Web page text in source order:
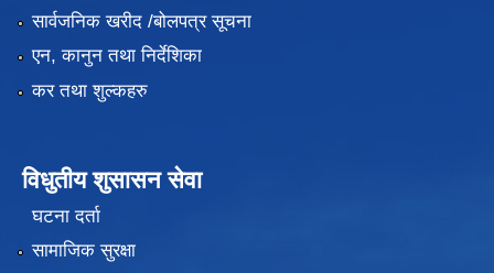
सार्वजनिक खरीद /बोलपत्र सूचना
एन, कानुन तथा निर्देशिका
कर तथा शुल्कहरु
विधुतीय शुसासन सेवा
घटना दर्ता
सामाजिक सुरक्षा